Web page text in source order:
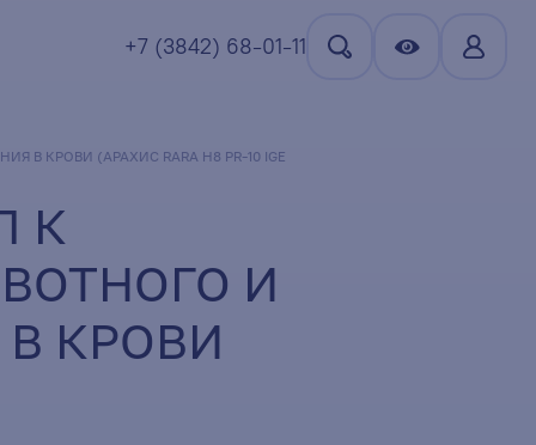
+7 (3842) 68-01-11
КРОВИ (АРАХИС RARA H8 PR-10 IGE
К
И
КРОВИ